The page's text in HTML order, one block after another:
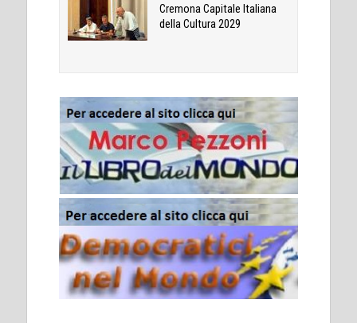
Cremona Capitale Italiana
della Cultura 2029